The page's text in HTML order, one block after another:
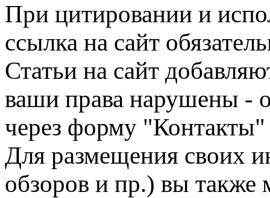
При цитировании и
ссылка на сайт
Статьи на сайт
ваши права нарушены -
через форму "Контакты"
Для размещения своих
обзоров и пр.) вы также